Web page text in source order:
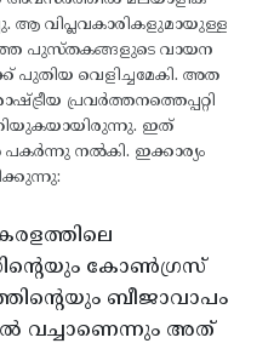
ആ വിപ്ലവകാരികളുമായുള്ള
പുസ്തകങ്ങളുടെ വായന
പുതിയ വെളിച്ചമേകി. അത
പ്രവർത്തനത്തെപ്പറ്റി
ഇത്
നൽകി. ഇക്കാര്യം
കോൺഗ്രസ്
ബീജാവാപം
വച്ചാണെന്നും അത്